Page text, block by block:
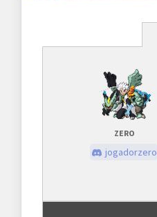
Abertura das inscrições
Sorteio das chaves
ZERO
jogadorzero